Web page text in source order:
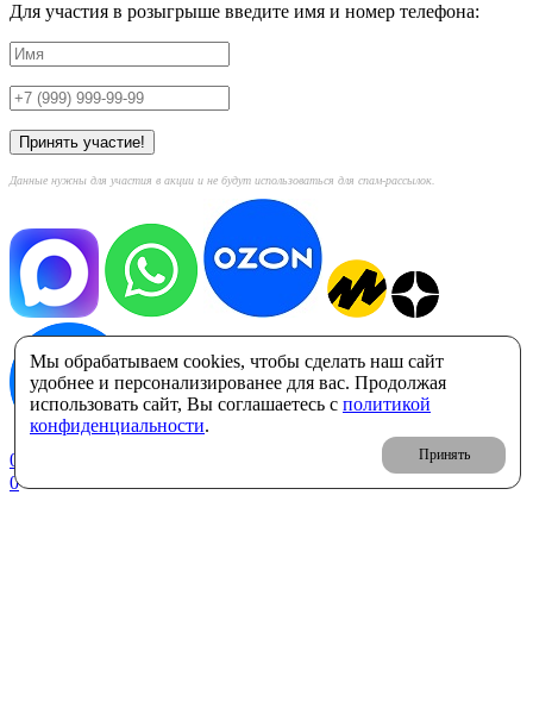
Мы обрабатываем cookies, чтобы сделать наш сайт
удобнее и персонализированее для вас. Продолжая
использовать сайт, Вы соглашаетесь с политикой
конфиденциальности.
Принять
Для участия в розыгрыше введите имя и номер телефона:
Данные нужны для участия в акции и не будут использоваться для спам-рассылок.
0
0